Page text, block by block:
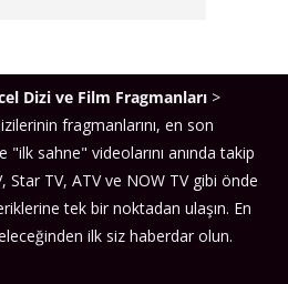
Dizi ve Film Fragmanları >
fragmanlarını, en son
"ilk sahne" videolarını anında takip
Star TV, ATV ve NOW TV gibi önde
tek bir noktadan ulaşın. En
ilk siz haberdar olun.